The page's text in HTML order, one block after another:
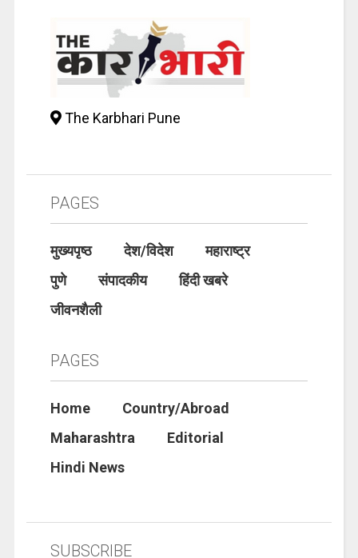
The Karbhari Pune
PAGES
मुख्यपृष्ठ देश/विदेश
महाराष्ट्र
पुणे
संपादकीय
हिंदी खबरे
जीवनशैली
PAGES
Home
Country/Abroad
Maharashtra
Editorial
Hindi News
SUBSCRIBE